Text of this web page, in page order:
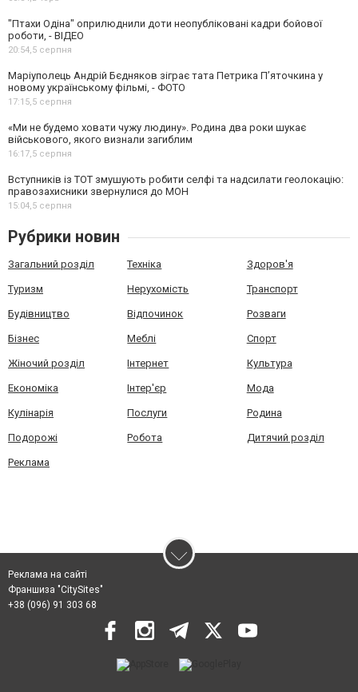
"Птахи Одіна" оприлюднили доти неопубліковані кадри бойової
роботи, - ВІДЕО
20:54,5 серпня
Маріуполець Андрій Бєдняков зіграє тата Петрика П’яточкина у
новому українському фільмі, - ФОТО
17:15,5 серпня
«Ми не будемо ховати чужу людину». Родина два роки шукає
військового, якого визнали загиблим
16:17,5 серпня
Вступників із ТОТ змушують робити селфі та надсилати геолокацію:
правозахисники звернулися до МОН
15:04,5 серпня
Рубрики новин
Загальний розділ Техніка Здоров'я
Туризм Нерухомість Транспорт
Будівництво Відпочинок Розваги
Бізнес Меблі Спорт
Жіночий розділ Інтернет Культура
Економіка Інтер'єр Мода
Кулінарія Послуги Родина
Подорожі Робота Дитячий розділ
Реклама
Реклама на сайті
Франшиза "CitySites"
+38 (096) 91 303 68